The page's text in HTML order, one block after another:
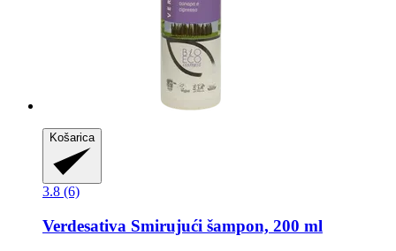
Košarica
3.8 (6)
Verdesativa Smirujući šampon, 200 ml